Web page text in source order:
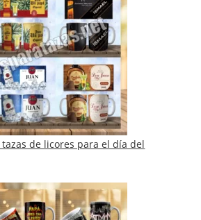
de licores para el día del